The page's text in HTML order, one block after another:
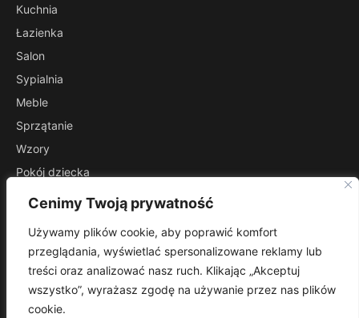
Cenimy Twoją prywatność
Używamy plików cookie, aby poprawić komfort
przeglądania, wyświetlać spersonalizowane reklamy lub
treści oraz analizować nasz ruch. Klikając „Akceptuj
wszystko”, wyrażasz zgodę na używanie przez nas plików
cookie.
Kuchnia
Łazienka
Salon
Sypialnia
Meble
Sprzątanie
Wzory
Pokój dziecka
Przedpokój
INFORMACJE
Kontakt
Mapa witryny
Polityka prywatności
RSS